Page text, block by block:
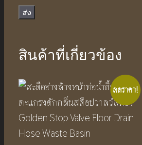
สินค้าที่เกี่ยวข้อง
ลดราคา!